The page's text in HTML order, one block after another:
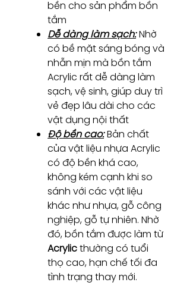
bền cho sản phẩm bồn
tắm
Dễ dàng làm sạch:Nhờ
có bề mặt sáng bóng và
nhẵn mịn mà bồn tắm
Acrylic rất dễ dàng làm
sạch, vệ sinh, giúp duy trì
vẻ đẹp lâu dài cho các
vật dụng nội thất
Độ bền cao:Bản chất
của vật liệu nhựa Acrylic
có độ bền khá cao,
không kém cạnh khi so
sánh với các vật liệu
khác như nhựa, gỗ công
nghiệp, gỗ tự nhiên. Nhờ
đó, bồn tắm được làm từ
Acrylicthường có tuổi
thọ cao, hạn chế tối đa
tình trạng thay mới.